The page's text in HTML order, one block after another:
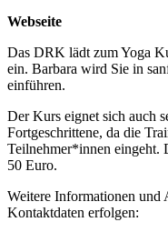
Webseite
Das DRK lädt zum Yoga
ein. Barbara wird Sie in
einführen.
Der Kurs eignet sich auch
Fortgeschrittene, da die
Teilnehmer*innen eingeht.
50 Euro.
Weitere Informationen und
Kontaktdaten erfolgen: